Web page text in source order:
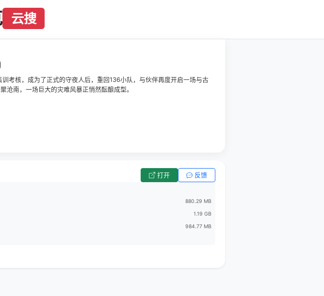
云搜
考核，成为了正式的守夜人后，重回136小队，与伙伴再度开启一场与古
南，一场巨大的灾难风暴正悄然酝酿成型。
打开 反馈
880.29 MB
1.19 GB
984.77 MB